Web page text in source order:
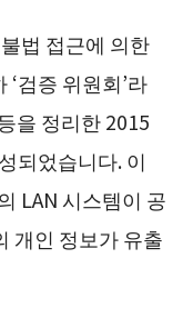
법 접근에 의한
검증 위원회’라
을 정리한 2015
되었습니다. 이
LAN 시스템이 공
개인 정보가 유출